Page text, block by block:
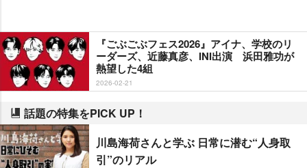
『ごぶごぶフェス2026』アイナ、学校のリ
ーダーズ、近藤真彦、INI出演 浜田雅功が
熱望した4組
2026-02-21
話題の特集をPICK UP！
川島海荷さんと学ぶ 日常に潜む“人身取
引”のリアル